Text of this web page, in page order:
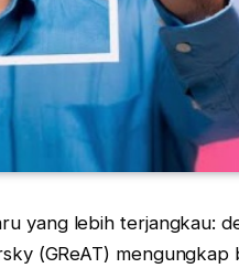
yang lebih terjangkau:
(GReAT) mengungkap